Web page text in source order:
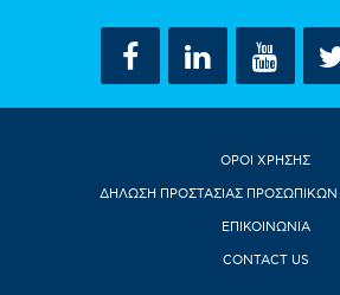
ΟΡΟΙ ΧΡΗΣΗΣ
ΔΗΛΩΣΗ ΠΡΟΣΤΑΣΙΑΣ
ΕΠΙΚΟΙΝΩΝΙΑ
CONTACT US